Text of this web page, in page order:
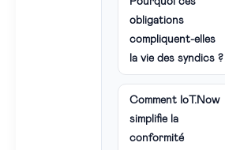
obligations
compliquent-elles
la vie des syndics ?
Comment IoT.Now
simplifie la
conformité